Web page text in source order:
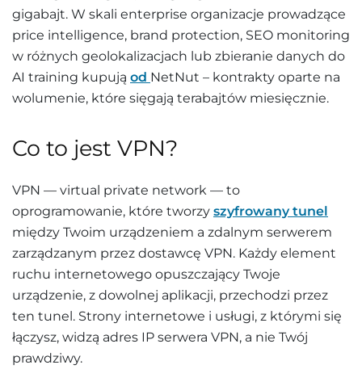
gigabajt. W skali enterprise organizacje prowadzące
price intelligence, brand protection, SEO monitoring
w różnych geolokalizacjach lub zbieranie danych do
AI training kupują od NetNut – kontrakty oparte na
wolumenie, które sięgają terabajtów miesięcznie.
Co to jest VPN?
VPN — virtual private network — to
oprogramowanie, które tworzy szyfrowany tunel
między Twoim urządzeniem a zdalnym serwerem
zarządzanym przez dostawcę VPN. Każdy element
ruchu internetowego opuszczający Twoje
urządzenie, z dowolnej aplikacji, przechodzi przez
ten tunel. Strony internetowe i usługi, z którymi się
łączysz, widzą adres IP serwera VPN, a nie Twój
prawdziwy.